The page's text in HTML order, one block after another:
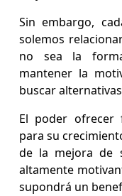
Sin embargo,
solemos
no sea la
mantener la
buscar
El poder ofrecer
para su
de la mejora de
altamente
supondrá un